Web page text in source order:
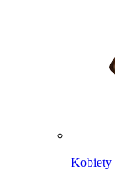
Kobiety